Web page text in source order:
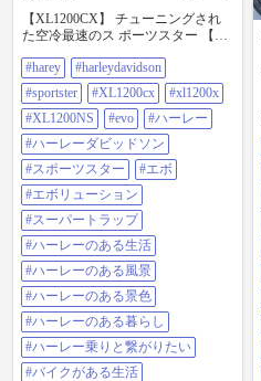
ｵｵｷｻｼﾞｬﾅｲﾉﾈ💦 まぁ確かに国産だと
1200って言ったら相当デカいです
もんね🥹 ま、スポスタあるあるっ
て事で😎 #ハーレー #スポーツスタ
ー #モトクル広報部 #中型外車倶楽
部 #ALEXtouringclub
【XL1200CX】 チューニングされ
た空冷最速のス ポーツスター 【車
イトと真逆の存在!! 【ハーレー】
2in1マフラーの実力 YouTubeチャン
ネル:Coke Rider【SR | ショベル |
EVO】 #Harey #HarleyDavidson
#sportster #XL1200CX #XL1200X
#XL1200NS #EVO #ハーレー #ハー
レーダビッドソン #スポーツスター
#エボ #エボリューション #スーパ
ートラップ #ハーレーのある生活 #
ハーレーのある風景 #ハーレーのあ
る景色 #ハーレーのある暮らし #ハ
ーレー乗りと繋がりたい #バイクが
ある生活 #バイクのある生活 #バイ
クがある風景 #バイクのある風景 #
バイクのある景色 #バイクが好き #
バイクが好きだ #バイク乗りと繋が
りたい #バイク好きな人と繋がりた
い #バイク好きと繋がりたい #バイ
クのある暮らし
#harey
#harleydavidson
#sportster
#XL1200cx
#xl1200x
#XL1200NS
#evo
#ハーレー
#ハーレーダビッドソン
#スポーツスター
#エボ
#エボリューション
#スーパートラップ
#ハーレーのある生活
#ハーレーのある風景
#ハーレーのある景色
#ハーレーのある暮らし
#ハーレー乗りと繋がりたい
#バイクがある生活